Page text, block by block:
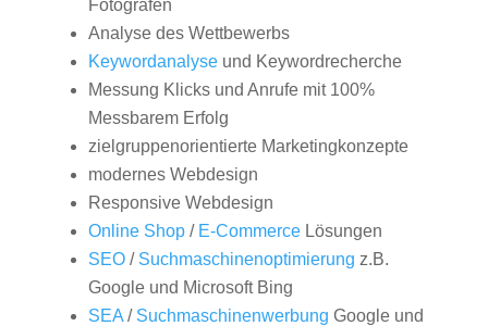
Fotografen
Analyse des Wettbewerbs
Keywordanalyseund Keywordrecherche
Messung Klicks und Anrufe mit 100%
Messbarem Erfolg
zielgruppenorientierte Marketingkonzepte
modernes Webdesign
Responsive Webdesign
Online Shop/ E-CommerceLösungen
SEO/ Suchmaschinenoptimierung z.B.
Google und Microsoft Bing
SEA/ Suchmaschinenwerbung Google und